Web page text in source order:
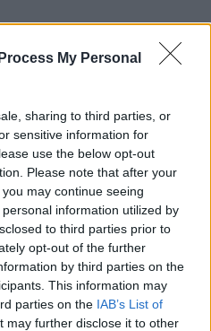
My Personal
sharing to third parties, or
sensitive information for
use the below opt-out
Please note that after your
may continue seeing
information utilized by
to third parties prior to
opt-out of the further
by third parties on the
This information may
parties on the IAB’s List of
may further disclose it to other